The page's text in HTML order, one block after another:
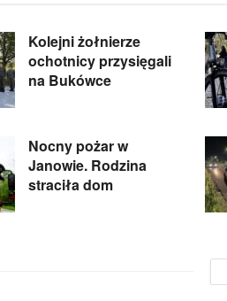
Kolejni żołnierze
ochotnicy przysięgali
na Bukówce
Nocny pożar w
Janowie. Rodzina
straciła dom